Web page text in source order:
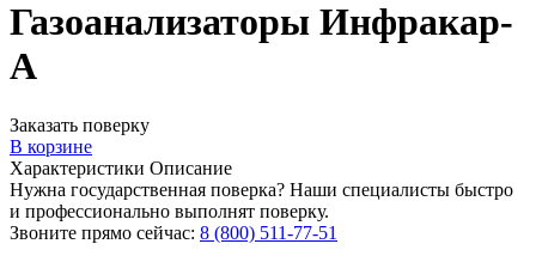
Газоанализаторы Инфракар-
А
Заказать поверку
В корзине
Характеристики Описание
Нужна государственная поверка? Наши специалисты быстро
и профессионально выполнят поверку.
Звоните прямо сейчас: 8 (800) 511-77-51